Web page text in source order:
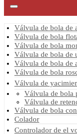
Válvula de bola de
Válvula de bola
Válvula de bola
Válvula de bola de
Válvula de bola de
Válvula de bola
Válvula de
Válvula de bola
Válvula de
Válvula de bola
Colador
Controlador de el